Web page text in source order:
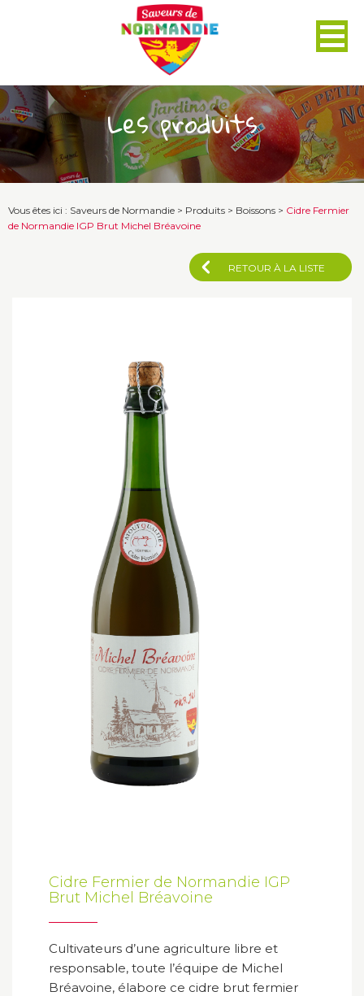
Les produits
Vous êtes ici : Saveurs de Normandie > Produits > Boissons > Cidre Fermier
de Normandie IGP Brut Michel Bréavoine
RETOUR À LA LISTE
Cidre Fermier de Normandie IGP
Brut Michel Bréavoine
Cultivateurs d’une agriculture libre et
responsable, toute l’équipe de Michel
Bréavoine, élabore ce cidre brut fermier
Panneau de gestion des cookies